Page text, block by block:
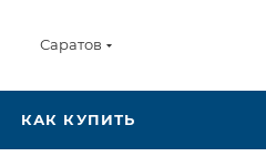
Саратов
КАК КУПИТЬ